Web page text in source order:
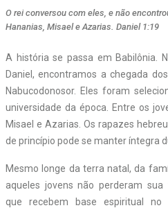
O rei conversou com eles, e não
Hananias, Misael e Azarias. Daniel 1:19
A história se passa em Babilônia.
Daniel, encontramos a chegada
Nabucodonosor. Eles foram
universidade da época. Entre os
Misael e Azarias. Os rapazes
de princípio pode se manter íntegra
Mesmo longe da terra natal, da
aqueles jovens não perderam sua
que recebem base espiritual